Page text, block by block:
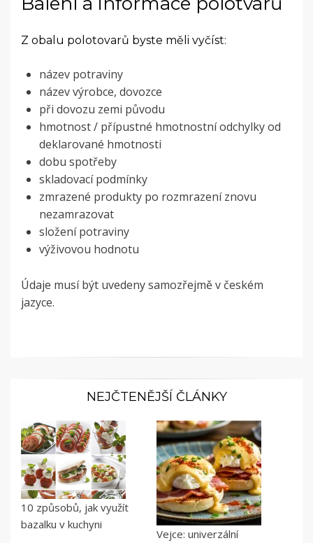
Z obalu polotovarů byste měli vyčíst:
název potraviny
název výrobce, dovozce
při dovozu zemi původu
hmotnost / přípustné hmotnostní odchylky od
deklarované hmotnosti
dobu spotřeby
skladovací podmínky
zmrazené produkty po rozmrazení znovu
nezamrazovat
složení potraviny
výživovou hodnotu
Údaje musí být uvedeny samozřejmě v českém
jazyce.
NEJČTENĚJŠÍ ČLÁNKY
10 způsobů, jak využít
bazalku v kuchyni
Vejce: univerzální